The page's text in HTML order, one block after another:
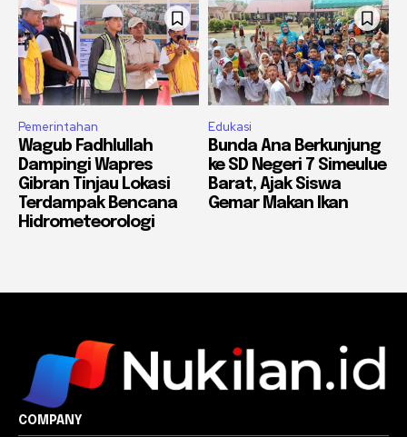
Pemerintahan
Wagub Fadhlullah
Dampingi Wapres
Gibran Tinjau Lokasi
Terdampak Bencana
Hidrometeorologi
Edukasi
Bunda Ana Berkunjung
ke SD Negeri 7 Simeulue
Barat, Ajak Siswa
Gemar Makan Ikan
COMPANY